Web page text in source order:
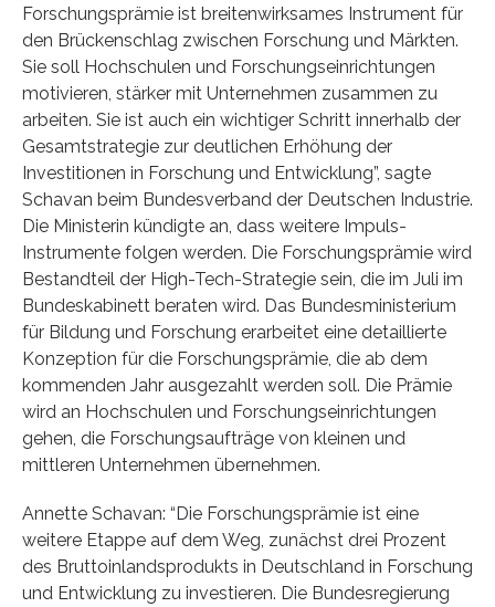
Forschungsprämie ist breitenwirksames Instrument für
den Brückenschlag zwischen Forschung und Märkten.
Sie soll Hochschulen und Forschungseinrichtungen
motivieren, stärker mit Unternehmen zusammen zu
arbeiten. Sie ist auch ein wichtiger Schritt innerhalb der
Gesamtstrategie zur deutlichen Erhöhung der
Investitionen in Forschung und Entwicklung”, sagte
Schavan beim Bundesverband der Deutschen Industrie.
Die Ministerin kündigte an, dass weitere Impuls-
Instrumente folgen werden. Die Forschungsprämie wird
Bestandteil der High-Tech-Strategie sein, die im Juli im
Bundeskabinett beraten wird. Das Bundesministerium
für Bildung und Forschung erarbeitet eine detaillierte
Konzeption für die Forschungsprämie, die ab dem
kommenden Jahr ausgezahlt werden soll. Die Prämie
wird an Hochschulen und Forschungseinrichtungen
gehen, die Forschungsaufträge von kleinen und
mittleren Unternehmen übernehmen.
Annette Schavan: “Die Forschungsprämie ist eine
weitere Etappe auf dem Weg, zunächst drei Prozent
des Bruttoinlandsprodukts in Deutschland in Forschung
und Entwicklung zu investieren. Die Bundesregierung